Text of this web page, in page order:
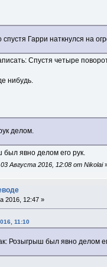
Гарри наткнулся на
Спустя четыре
нибудь.
делом.
явно делом его рук.
Августа 2016, 12:08 от Nikolai
2016, 12:47 »
11:10
Розыгрыш был явно делом